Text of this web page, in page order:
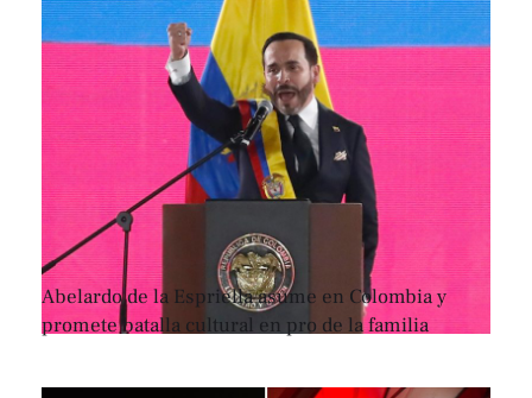
Abelardo de la Espriella asume en Colombia y
promete batalla cultural en pro de la familia